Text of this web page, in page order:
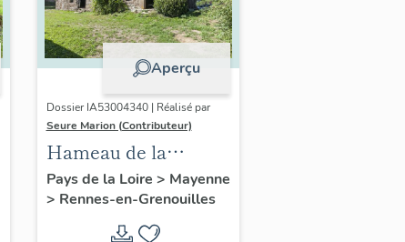
Aperçu
Dossier IA53004340 | Réalisé par
Seure Marion (Contributeur)
Hameau de la
Maillardière
Pays de la Loire > Mayenne
> Rennes-en-Grenouilles